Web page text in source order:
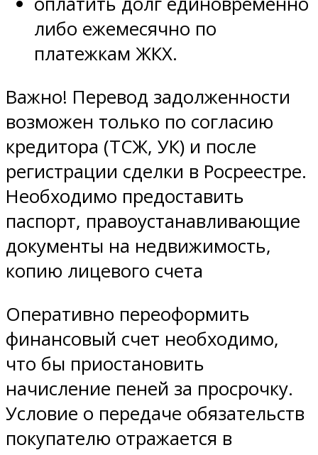
либо ежемесячно по
платежкам ЖКХ.
Важно! Перевод задолженности
возможен только по согласию
кредитора (ТСЖ, УК) и после
регистрации сделки в Росреестре.
Необходимо предоставить
паспорт, правоустанавливающие
документы на недвижимость,
копию лицевого счета
Оперативно переоформить
финансовый счет необходимо,
что бы приостановить
начисление пеней за просрочку.
Условие о передаче обязательств
покупателю отражается в